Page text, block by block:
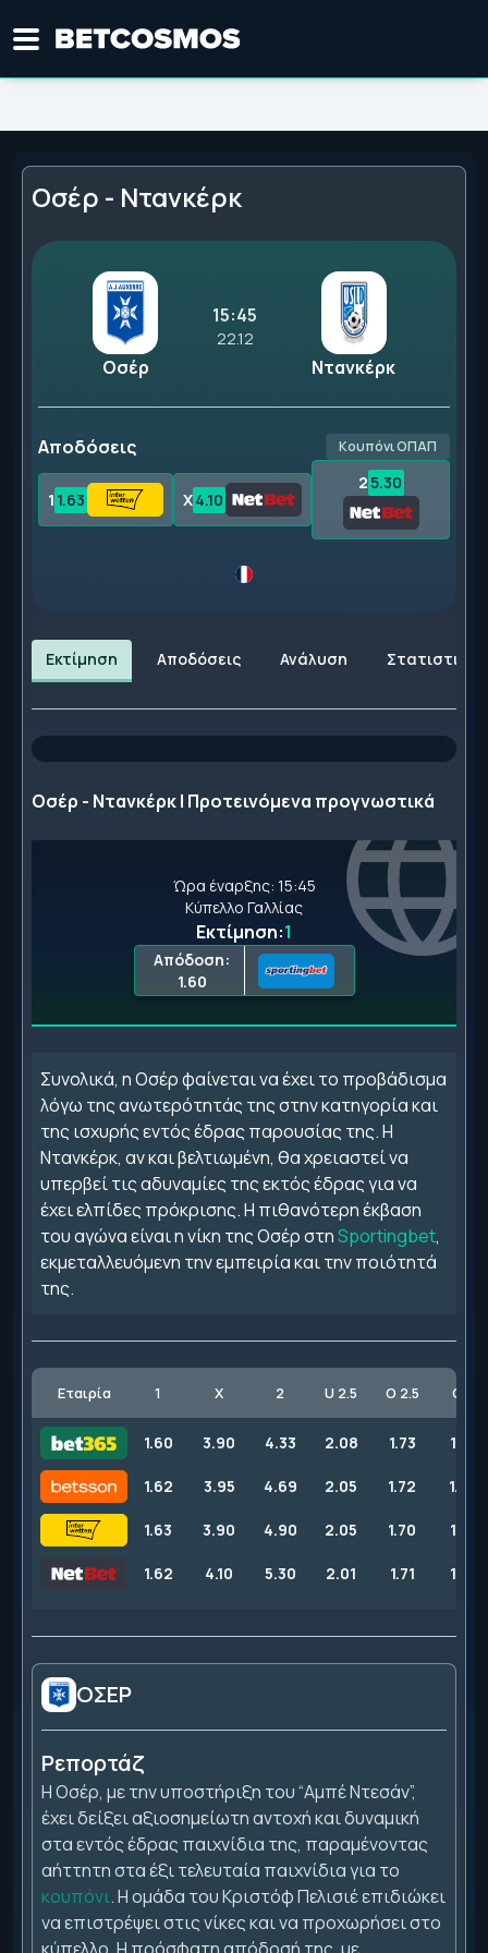
Οσέρ - Ντανκέρκ
Οσέρ
15:45
22.12
Ντανκέρκ
Αποδόσεις Κουπόνι ΟΠΑΠ
1 1.63 X4.10
25.30
Εκτίμηση Αποδόσεις Ανάλυση Στατιστικά
Οσέρ - Ντανκέρκ | Προτεινόμενα προγνωστικά
Ώρα έναρξης: 15:45
Κύπελλο Γαλλίας
Εκτίμηση:1
Απόδοση:
1.60
Συνολικά, η Οσέρ φαίνεται να έχει το προβάδισμα
λόγω της ανωτερότητάς της στην κατηγορία και
της ισχυρής εντός έδρας παρουσίας της. Η
Ντανκέρκ, αν και βελτιωμένη, θα χρειαστεί να
υπερβεί τις αδυναμίες της εκτός έδρας για να
έχει ελπίδες πρόκρισης. Η πιθανότερη έκβαση
του αγώνα είναι η νίκη της Οσέρ στηSportingbet,
εκμεταλλευόμενη την εμπειρία και την ποιότητά
της.
Εταιρία 1 X 2 U 2.5 O 2.5 GG
1.60 3.90 4.33 2.08 1.73 1.73
1.62 3.95 4.69 2.05 1.72 1.72
1.63 3.90 4.90 2.05 1.70 1.75
1.62 4.10 5.30 2.01 1.71 1.74
ΟΣΕΡ
Ρεπορτάζ
Η Οσέρ, με την υποστήριξη του “Αμπέ Ντεσάν”,
έχει δείξει αξιοσημείωτη αντοχή και δυναμική
στα εντός έδρας παιχνίδια της, παραμένοντας
αήττητη στα έξι τελευταία παιχνίδια για το
κουπόνι. Η ομάδα του Κριστόφ Πελισιέ επιδιώκει
να επιστρέψει στις νίκες και να προχωρήσει στο